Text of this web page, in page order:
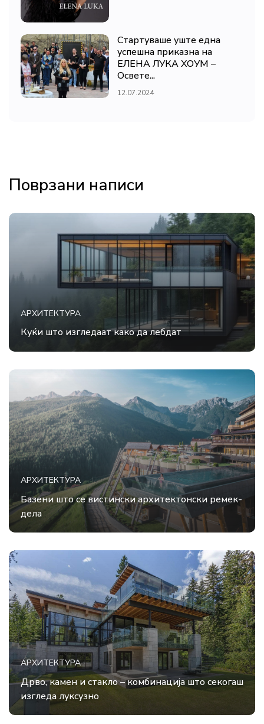
Стартуваше уште една
успешна приказна на
ЕЛЕНА ЛУКА ХОУМ –
Освете...
12.07.2024
Поврзани написи
АРХИТЕКТУРА
Куќи што изгледаат како да лебдат
АРХИТЕКТУРА
Базени што се вистински архитектонски ремек-
дела
АРХИТЕКТУРА
Дрво, камен и стакло – комбинација што секогаш
изгледа луксузно